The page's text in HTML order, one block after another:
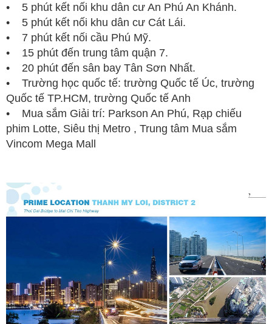
• 5 phút kết nối khu dân cư An Phú An Khánh.
• 5 phút kết nối khu dân cư Cát Lái.
• 7 phút kết nối cầu Phú Mỹ.
• 15 phút đến trung tâm quận 7.
• 20 phút đến sân bay Tân Sơn Nhất.
• Trường học quốc tế: trường Quốc tế Úc, trường
Quốc tế TP.HCM, trường Quốc tế Anh
• Mua sắm Giải trí: Parkson An Phú, Rạp chiếu
phim Lotte, Siêu thị Metro , Trung tâm Mua sắm
Vincom Mega Mall